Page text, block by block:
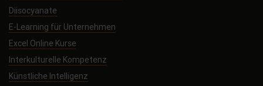
Diisocyanate
E-Learning für Unternehmen
Excel Online Kurse
Interkulturelle Kompetenz
Künstliche Intelligenz